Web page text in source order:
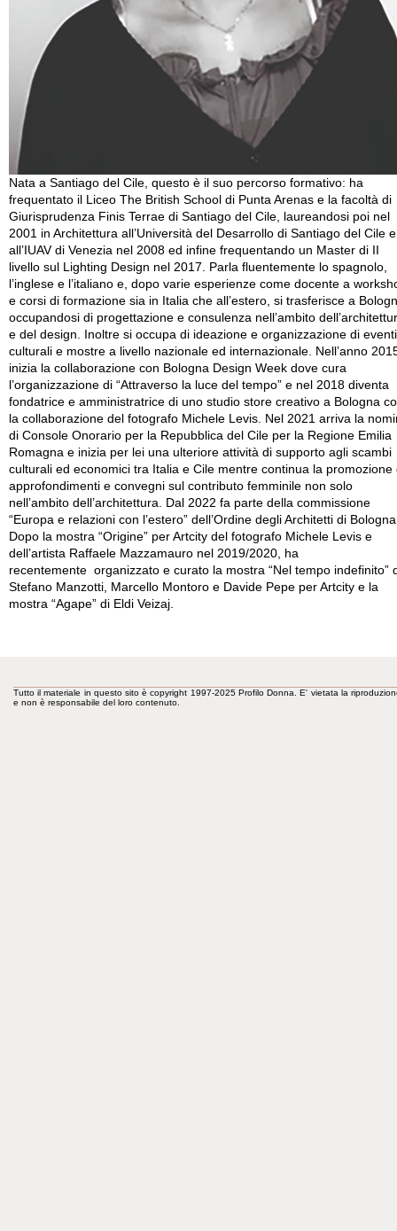
Nata a Santiago del Cile, questo è il suo percorso formativo: ha
frequentato il Liceo The British School di Punta Arenas e la facoltà di
Giurisprudenza Finis Terrae di Santiago del Cile, laureandosi poi nel
2001 in Architettura all’Università del Desarrollo di Santiago del Cile e
all’IUAV di Venezia nel 2008 ed infine frequentando un Master di II
livello sul Lighting Design nel 2017. Parla fluentemente lo spagnolo,
l’inglese e l’italiano e, dopo varie esperienze come docente a
e corsi di formazione sia in Italia che all’estero, si trasferisce a
occupandosi di progettazione e consulenza nell’ambito
e del design. Inoltre si occupa di ideazione e organizzazione di eventi
culturali e mostre a livello nazionale ed internazionale. Nell’anno
inizia la collaborazione con Bologna Design Week dove cura
l’organizzazione di “Attraverso la luce del tempo” e nel 2018 diventa
fondatrice e amministratrice di uno studio store creativo a Bologna
la collaborazione del fotografo Michele Levis. Nel 2021 arriva la
di Console Onorario per la Repubblica del Cile per la Regione Emilia
Romagna e inizia per lei una ulteriore attività di supporto agli scambi
culturali ed economici tra Italia e Cile mentre continua la promozione
approfondimenti e convegni sul contributo femminile non solo
nell’ambito dell’architettura. Dal 2022 fa parte della commissione
“Europa e relazioni con l’estero” dell’Ordine degli Architetti di
Dopo la mostra “Origine” per Artcity del fotografo Michele Levis e
dell’artista Raffaele Mazzamauro nel 2019/2020, ha
recentemente organizzato e curato la mostra “Nel tempo indefinito”
Stefano Manzotti, Marcello Montoro e Davide Pepe per Artcity e la
mostra “Agape” di Eldi Veizaj.
Tutto il materiale in questo sito è copyright 1997-2025 Profilo Donna. E' vietata la
e non è responsabile del loro contenuto.